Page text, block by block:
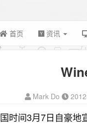
首页 资讯
Mark Do
时间3月7日自豪地